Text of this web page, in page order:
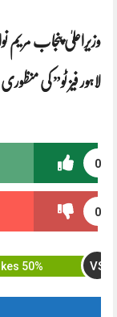
وزیراعلیٰ پنجاب مریم
لاہور فیز ٹو” کی منظوری
0
0
50% Likes VS